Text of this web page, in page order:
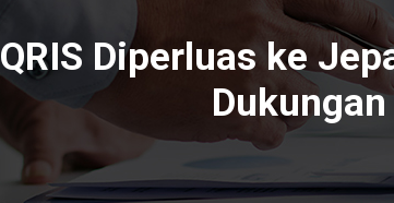
QRIS Diperluas ke